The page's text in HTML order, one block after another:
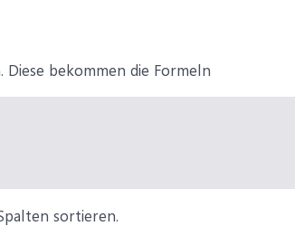
bekommen die Formeln
sortieren.